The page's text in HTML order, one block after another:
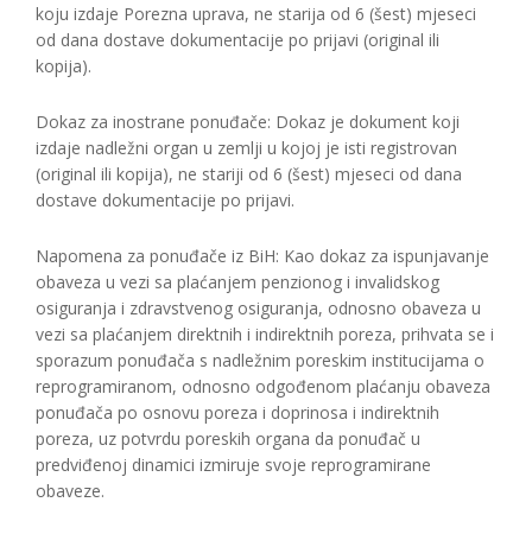
koju izdaje Porezna uprava, ne starija od 6 (šest) mjeseci
od dana dostave dokumentacije po prijavi (original ili
kopija).
Dokaz za inostrane ponuđače: Dokaz je dokument koji
izdaje nadležni organ u zemlji u kojoj je isti registrovan
(original ili kopija), ne stariji od 6 (šest) mjeseci od dana
dostave dokumentacije po prijavi.
Napomena za ponuđače iz BiH: Kao dokaz za ispunjavanje
obaveza u vezi sa plaćanjem penzionog i invalidskog
osiguranja i zdravstvenog osiguranja, odnosno obaveza u
vezi sa plaćanjem direktnih i indirektnih poreza, prihvata se i
sporazum ponuđača s nadležnim poreskim institucijama o
reprogramiranom, odnosno odgođenom plaćanju obaveza
ponuđača po osnovu poreza i doprinosa i indirektnih
poreza, uz potvrdu poreskih organa da ponuđač u
predviđenoj dinamici izmiruje svoje reprogramirane
obaveze.